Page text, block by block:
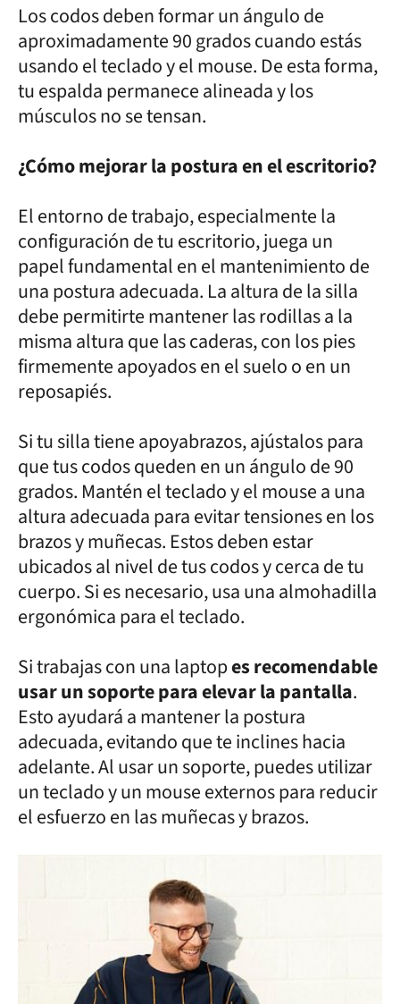
Los codos deben formar un ángulo de
aproximadamente 90 grados cuando estás
usando el teclado y el mouse. De esta forma,
tu espalda permanece alineada y los
músculos no se tensan.
¿Cómo mejorar la postura en el escritorio?
El entorno de trabajo, especialmente la
configuración de tu escritorio, juega un
papel fundamental en el mantenimiento de
una postura adecuada. La altura de la silla
debe permitirte mantener las rodillas a la
misma altura que las caderas, con los pies
firmemente apoyados en el suelo o en un
reposapiés.
Si tu silla tiene apoyabrazos, ajústalos para
que tus codos queden en un ángulo de 90
grados. Mantén el teclado y el mouse a una
altura adecuada para evitar tensiones en los
brazos y muñecas. Estos deben estar
ubicados al nivel de tus codos y cerca de tu
cuerpo. Si es necesario, usa una almohadilla
ergonómica para el teclado.
Si trabajas con una laptopes recomendable
usar un soporte para elevar la pantalla.
Esto ayudará a mantener la postura
adecuada, evitando que te inclines hacia
adelante. Al usar un soporte, puedes utilizar
un teclado y un mouse externos para reducir
el esfuerzo en las muñecas y brazos.